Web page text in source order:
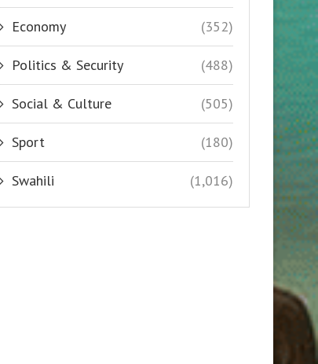
Economy (352)
Politics & Security (488)
Social & Culture (505)
Sport (180)
Swahili (1,016)